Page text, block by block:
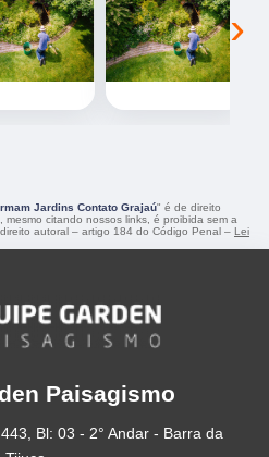
›
Jardins Contato Grajaú" é de direito
citando nossos links, é proibida sem a
autoral – artigo 184 do Código Penal – Lei
Paisagismo
Bl: 03 - 2° Andar - Barra da